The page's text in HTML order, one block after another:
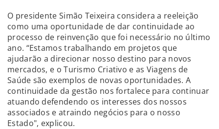
O presidente Simão Teixeira considera a reeleição
como uma oportunidade de dar continuidade ao
processo de reinvenção que foi necessário no último
ano. “Estamos trabalhando em projetos que
ajudarão a direcionar nosso destino para novos
mercados, e o Turismo Criativo e as Viagens de
Saúde são exemplos de novas oportunidades. A
continuidade da gestão nos fortalece para continuar
atuando defendendo os interesses dos nossos
associados e atraindo negócios para o nosso
Estado", explicou.